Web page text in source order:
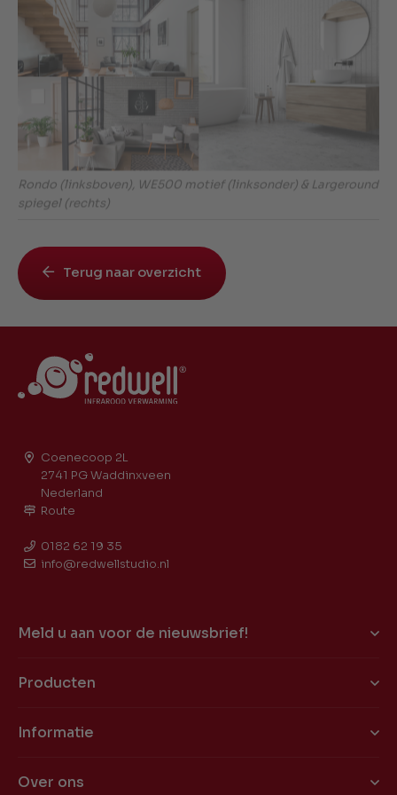
Rondo (linksboven), WE500 motief (linksonder) & Largeround
spiegel (rechts)
Terug naar overzicht
Coenecoop 2L
2741 PG Waddinxveen
Nederland
Route
0182 62 19 35
info@redwellstudio.nl
Meld u aan voor de nieuwsbrief!
Producten
Informatie
Over ons